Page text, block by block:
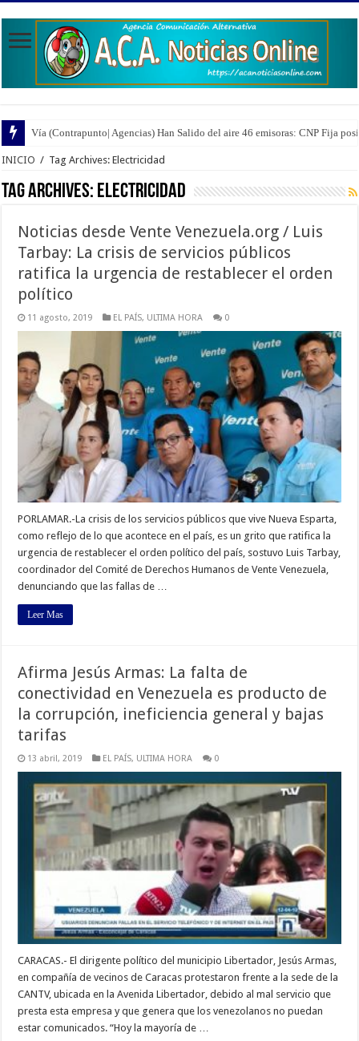
Vía (Contrapunto| Agencias) Han Salido del aire 46 emisoras: CNP Fija
INICIO / Tag Archives: Electricidad
Tag Archives: Electricidad
Noticias desde Vente Venezuela.org / Luis
Tarbay: La crisis de servicios públicos
ratifica la urgencia de restablecer el orden
político
11 agosto, 2019 EL PAÍS, ULTIMA HORA 0
PORLAMAR.-La crisis de los servicios públicos que vive Nueva Esparta,
como reflejo de lo que acontece en el país, es un grito que ratifica la
urgencia de restablecer el orden político del país, sostuvo Luis Tarbay,
coordinador del Comité de Derechos Humanos de Vente Venezuela,
denunciando que las fallas de …
Leer Mas
Afirma Jesús Armas: La falta de
conectividad en Venezuela es producto de
la corrupción, ineficiencia general y bajas
tarifas
13 abril, 2019 EL PAÍS, ULTIMA HORA 0
CARACAS.- El dirigente político del municipio Libertador, Jesús Armas,
en compañía de vecinos de Caracas protestaron frente a la sede de la
CANTV, ubicada en la Avenida Libertador, debido al mal servicio que
presta esta empresa y que genera que los venezolanos no puedan
estar comunicados. “Hoy la mayoría de …